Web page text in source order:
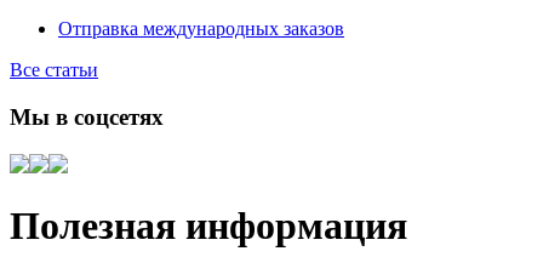
Отправка международных заказов
Все статьи
Мы в соцсетях
Полезная информация